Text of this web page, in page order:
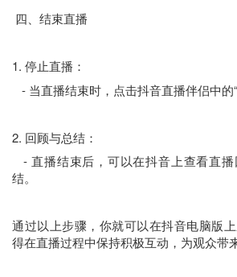
四、结束直播
1. 停止直播：
- 当直播结束时，点击抖音直播伴侣中的“
2. 回顾与总结：
- 直播结束后，可以在抖音上查看直
结。
通过以上步骤，你就可以在抖音电脑版
得在直播过程中保持积极互动，为观众带